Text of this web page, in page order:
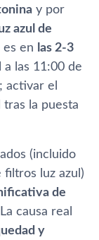
y por
azul de
es en las 2-3
a las 11:00 de
activar el
la puesta
(incluido
filtros luz azul)
de
causa real
y